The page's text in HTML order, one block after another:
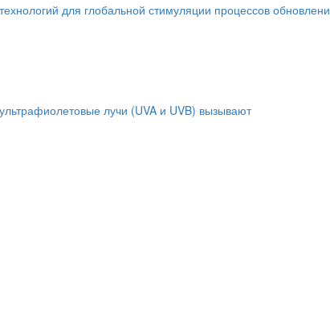
для глобальной стимуляции процессов
лучи (UVA и UVB) вызывают